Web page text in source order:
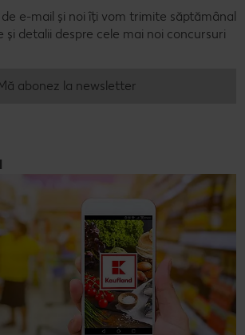
e-mail și noi îți vom trimite săptămânal
detalii despre cele mai noi concursuri
abonez la newsletter